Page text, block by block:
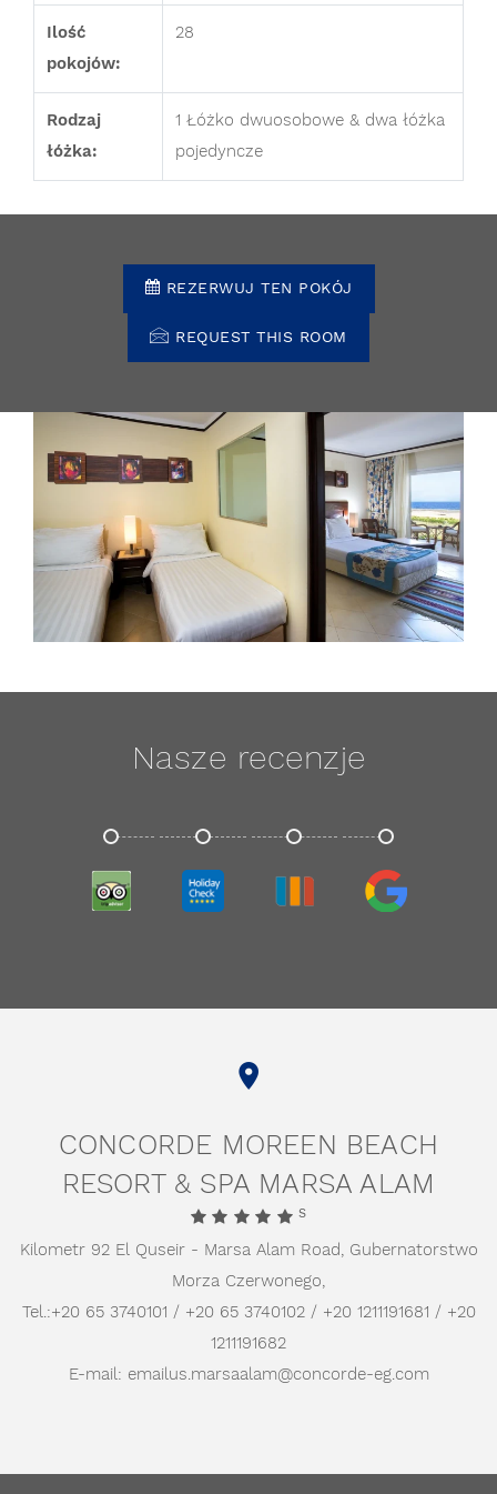
Ilość
pokojów:
28
Rodzaj
łóżka:
1 Łóżko dwuosobowe & dwa łóżka
pojedyncze
REZERWUJ TEN POKÓJ
REQUEST THIS ROOM
Nasze recenzje
CONCORDE MOREEN BEACH
RESORT & SPA MARSA ALAM
S
Kilometr 92 El Quseir - Marsa Alam Road, Gubernatorstwo
Morza Czerwonego,
Tel.:+20 65 3740101 / +20 65 3740102 / +20 1211191681 / +20
1211191682
E-mail: emailus.marsaalam@concorde-eg.com